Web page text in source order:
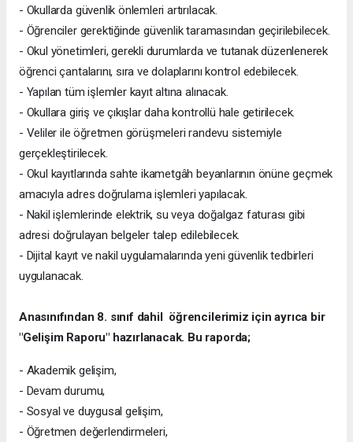
- Okullarda güvenlik önlemleri artırılacak.
- Öğrenciler gerektiğinde güvenlik taramasından geçirilebilecek.
- Okul yönetimleri, gerekli durumlarda ve tutanak düzenlenerek
öğrenci çantalarını, sıra ve dolaplarını kontrol edebilecek.
- Yapılan tüm işlemler kayıt altına alınacak.
- Okullara giriş ve çıkışlar daha kontrollü hale getirilecek.
- Veliler ile öğretmen görüşmeleri randevu sistemiyle
gerçekleştirilecek.
- Okul kayıtlarında sahte ikametgâh beyanlarının önüne geçmek
amacıyla adres doğrulama işlemleri yapılacak.
- Nakil işlemlerinde elektrik, su veya doğalgaz faturası gibi
adresi doğrulayan belgeler talep edilebilecek.
- Dijital kayıt ve nakil uygulamalarında yeni güvenlik tedbirleri
uygulanacak.
Anasınıfından 8. sınıf dahil öğrencilerimiz için ayrıca bir
"Gelişim Raporu" hazırlanacak. Bu raporda;
- Akademik gelişim,
- Devam durumu,
- Sosyal ve duygusal gelişim,
- Öğretmen değerlendirmeleri,